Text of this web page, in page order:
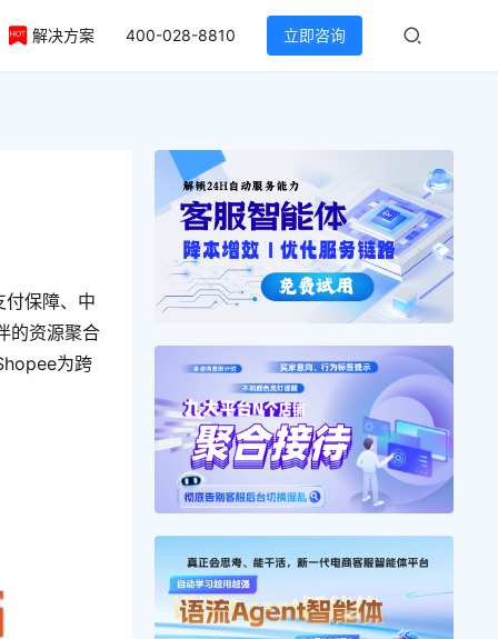
解决方案 400-028-8810 立即咨询
保障、中
的资源聚合
为跨